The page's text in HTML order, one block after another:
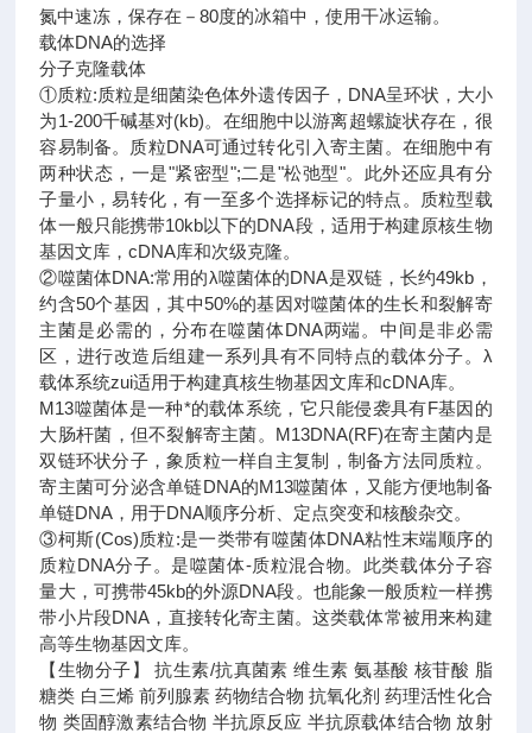
氮中速冻，保存在－80度的冰箱中，使用干冰运输。
载体DNA的选择
分子克隆载体
①质粒:质粒是细菌染色体外遗传因子，DNA呈环状，大小
为1-200千碱基对(kb)。在细胞中以游离超螺旋状存在，很
容易制备。质粒DNA可通过转化引入寄主菌。在细胞中有
两种状态，一是"紧密型";二是"松弛型"。此外还应具有分
子量小，易转化，有一至多个选择标记的特点。质粒型载
体一般只能携带10kb以下的DNA段，适用于构建原核生物
基因文库，cDNA库和次级克隆。
②噬菌体DNA:常用的λ噬菌体的DNA是双链，长约49kb，
约含50个基因，其中50%的基因对噬菌体的生长和裂解寄
主菌是必需的，分布在噬菌体DNA两端。中间是非必需
区，进行改造后组建一系列具有不同特点的载体分子。λ
载体系统zui适用于构建真核生物基因文库和cDNA库。
M13噬菌体是一种*的载体系统，它只能侵袭具有F基因的
大肠杆菌，但不裂解寄主菌。M13DNA(RF)在寄主菌内是
双链环状分子，象质粒一样自主复制，制备方法同质粒。
寄主菌可分泌含单链DNA的M13噬菌体，又能方便地制备
单链DNA，用于DNA顺序分析、定点突变和核酸杂交。
③柯斯(Cos)质粒:是一类带有噬菌体DNA粘性末端顺序的
质粒DNA分子。是噬菌体-质粒混合物。此类载体分子容
量大，可携带45kb的外源DNA段。也能象一般质粒一样携
带小片段DNA，直接转化寄主菌。这类载体常被用来构建
高等生物基因文库。
【生物分子】 抗生素/抗真菌素 维生素 氨基酸 核苷酸 脂
糖类 白三烯 前列腺素 药物结合物 抗氧化剂 药理活性化合
物 类固醇激素结合物 半抗原反应 半抗原载体结合物 放射